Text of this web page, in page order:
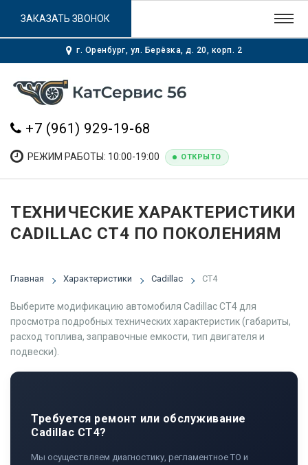
г. Оренбург, ул. Берёзка, д. 20, корп. 2
+7 (961) 929-19-68
РЕЖИМ РАБОТЫ: 10:00-19:00 ОТКРЫТО
ЗАКАЗАТЬ ЗВОНОК
ТЕХНИЧЕСКИЕ ХАРАКТЕРИСТИКИ
CADILLAC CT4 ПО ПОКОЛЕНИЯМ
Главная Характеристики Cadillac CT4
Выберите модификацию автомобиля Cadillac CT4 для
просмотра подробных технических характеристик (габариты,
расход топлива, заправочные емкости, тип двигателя и
подвески).
Требуется ремонт или обслуживание
Cadillac CT4?
Мы осуществляем диагностику, регламентное ТО и